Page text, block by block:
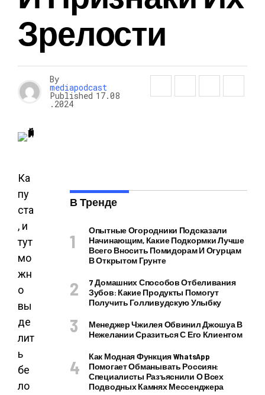
Зрелости
By
mediapodcast
Published 17.08
.2024
Ка
пу
ста
, и
тут
мо
жн
о
вы
де
лит
ь
бе
ло
В Тренде
Опытные Огородники Подсказали
Начинающим, Какие Подкормки Лучше
Всего Вносить Помидорам И Огурцам
В Открытом Грунте
7 Домашних Способов Отбеливания
Зубов: Какие Продукты Помогут
Получить Голливудскую Улыбку
Менеджер Чжилея Обвинил Джошуа В
Нежелании Сразиться С Его Клиентом
Как Модная Функция WhatsApp
Помогает Обманывать Россиян:
Специалисты Разъяснили О Всех
Подводных Камнях Мессенджера